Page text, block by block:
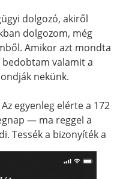
dolgozó, akiről
dolgozom, még
Amikor azt mondta
valamit a
nekünk.
egyenleg elérte a 172
— ma reggel a
Tessék a bizonyíték a